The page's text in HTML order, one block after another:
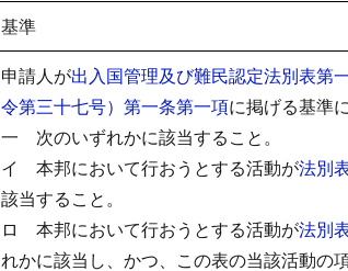
基準
申請人が出入国管理及び難民認定法別表第
令第三十七号）第一条第一項に掲げる基準
一 次のいずれかに該当すること。
イ 本邦において行おうとする活動が法別
該当すること。
ロ 本邦において行おうとする活動が法別
れかに該当し、かつ、この表の当該活動の